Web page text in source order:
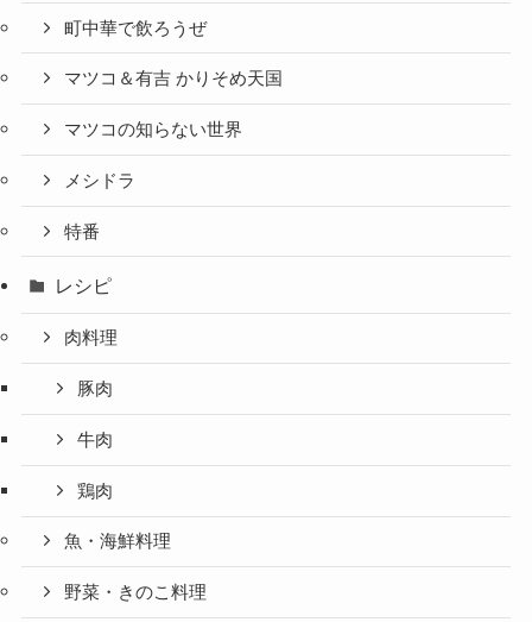
町中華で飲ろうぜ
マツコ＆有吉 かりそめ天国
マツコの知らない世界
メシドラ
特番
レシピ
肉料理
豚肉
牛肉
鶏肉
魚・海鮮料理
野菜・きのこ料理